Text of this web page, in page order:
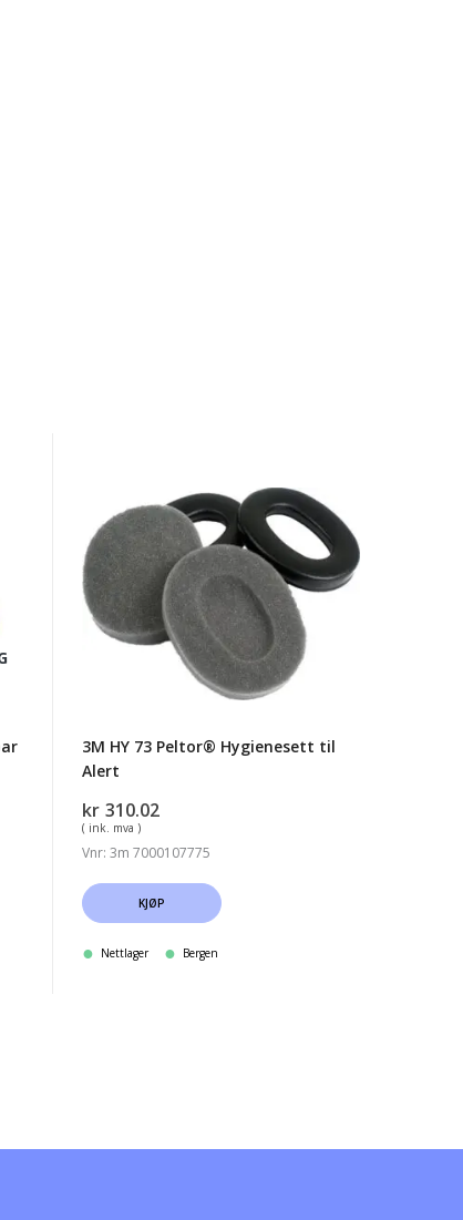
73
Peltor®
Hygienesett
til
Alert
3M HY 73 Peltor® Hygienesett til
Alert
kr 310.02
( ink. mva )
Vnr: 3m 7000107775
KJØP
Nettlager Bergen